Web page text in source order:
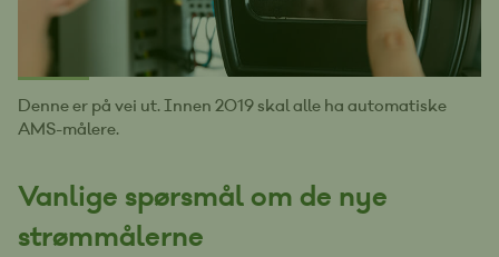
Denne er på vei ut. Innen 2019 skal alle ha automatiske
AMS-målere.
Vanlige spørsmål om de nye
strømmålerne